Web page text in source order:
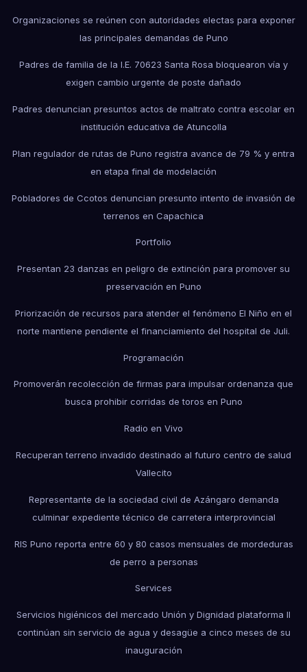
Organizaciones se reúnen con autoridades electas para exponer
las principales demandas de Puno
Padres de familia de la I.E. 70623 Santa Rosa bloquearon vía y
exigen cambio urgente de poste dañado
Padres denuncian presuntos actos de maltrato contra escolar en
institución educativa de Atuncolla
Plan regulador de rutas de Puno registra avance de 79 % y entra
en etapa final de modelación
Pobladores de Ccotos denuncian presunto intento de invasión de
terrenos en Capachica
Portfolio
Presentan 23 danzas en peligro de extinción para promover su
preservación en Puno
Priorización de recursos para atender el fenómeno El Niño en el
norte mantiene pendiente el financiamiento del hospital de Juli.
Programación
Promoverán recolección de firmas para impulsar ordenanza que
busca prohibir corridas de toros en Puno
Radio en Vivo
Recuperan terreno invadido destinado al futuro centro de salud
Vallecito
Representante de la sociedad civil de Azángaro demanda
culminar expediente técnico de carretera interprovincial
RIS Puno reporta entre 60 y 80 casos mensuales de mordeduras
de perro a personas
Services
Servicios higiénicos del mercado Unión y Dignidad plataforma II
continúan sin servicio de agua y desagüe a cinco meses de su
inauguración